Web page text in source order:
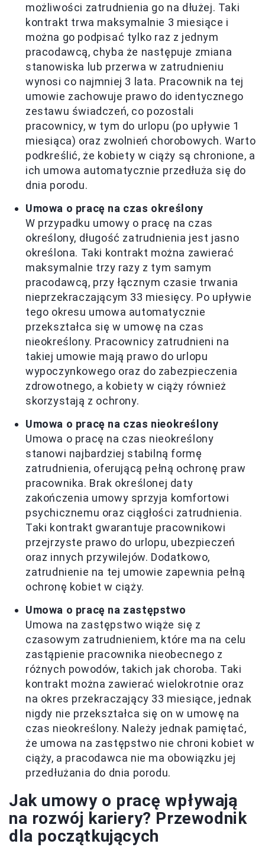
możliwości zatrudnienia go na dłużej. Taki
kontrakt trwa maksymalnie 3 miesiące i
można go podpisać tylko raz z jednym
pracodawcą, chyba że następuje zmiana
stanowiska lub przerwa w zatrudnieniu
wynosi co najmniej 3 lata. Pracownik na tej
umowie zachowuje prawo do identycznego
zestawu świadczeń, co pozostali
pracownicy, w tym do urlopu (po upływie 1
miesiąca) oraz zwolnień chorobowych. Warto
podkreślić, że kobiety w ciąży są chronione, a
ich umowa automatycznie przedłuża się do
dnia porodu.
Umowa o pracę na czas określony
W przypadku umowy o pracę na czas
określony, długość zatrudnienia jest jasno
określona. Taki kontrakt można zawierać
maksymalnie trzy razy z tym samym
pracodawcą, przy łącznym czasie trwania
nieprzekraczającym 33 miesięcy. Po upływie
tego okresu umowa automatycznie
przekształca się w umowę na czas
nieokreślony. Pracownicy zatrudnieni na
takiej umowie mają prawo do urlopu
wypoczynkowego oraz do zabezpieczenia
zdrowotnego, a kobiety w ciąży również
skorzystają z ochrony.
Umowa o pracę na czas nieokreślony
Umowa o pracę na czas nieokreślony
stanowi najbardziej stabilną formę
zatrudnienia, oferującą pełną ochronę praw
pracownika. Brak określonej daty
zakończenia umowy sprzyja komfortowi
psychicznemu oraz ciągłości zatrudnienia.
Taki kontrakt gwarantuje pracownikowi
przejrzyste prawo do urlopu, ubezpieczeń
oraz innych przywilejów. Dodatkowo,
zatrudnienie na tej umowie zapewnia pełną
ochronę kobiet w ciąży.
Umowa o pracę na zastępstwo
Umowa na zastępstwo wiąże się z
czasowym zatrudnieniem, które ma na celu
zastąpienie pracownika nieobecnego z
różnych powodów, takich jak choroba. Taki
kontrakt można zawierać wielokrotnie oraz
na okres przekraczający 33 miesiące, jednak
nigdy nie przekształca się on w umowę na
czas nieokreślony. Należy jednak pamiętać,
że umowa na zastępstwo nie chroni kobiet w
ciąży, a pracodawca nie ma obowiązku jej
przedłużania do dnia porodu.
Jak umowy o pracę wpływają
na rozwój kariery? Przewodnik
dla początkujących